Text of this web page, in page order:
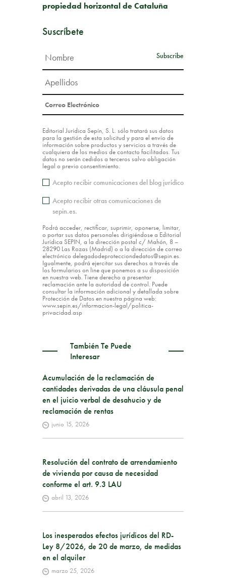
propiedad horizontal de Cataluña
Suscríbete
Editorial Jurídica Sepín, S. L. sólo tratará sus datos
para la gestión de esta solicitud y para el envío de
información sobre productos y servicios a través de
cualquiera de los medios de contacto facilitados. Tus
datos no serán cedidos a terceros salvo obligación
legal o previo consentimiento.
Acepto recibir comunicaciones del blog jurídico
Acepto recibir otras comunicaciones de
sepin.es.
Podrá acceder, rectificar, suprimir, oponerse, limitar,
o portar sus datos personales dirigiéndose a Editorial
Jurídica SEPIN, a la dirección postal c/ Mahón, 8 –
28290 Las Rozas (Madrid) o a la dirección de correo
electrónico delegadodeprotecciondedatos@sepin.es.
Igualmente, podrá ejercitar sus derechos a través de
los formularios on line que ponemos a su disposición
en nuestra web. Tiene derecho a presentar
reclamación ante la autoridad de control. Puede
consultar la información adicional y detallada sobre
Protección de Datos en nuestra página web:
www.sepin.es/informacion-legal/politica-
privacidad.asp
También Te Puede
Interesar
Acumulación de la reclamación de
cantidades derivadas de una cláusula penal
en el juicio verbal de desahucio y de
reclamación de rentas
junio 15, 2026
Resolución del contrato de arrendamiento
de vivienda por causa de necesidad
conforme el art. 9.3 LAU
abril 13, 2026
Los inesperados efectos jurídicos del RD-
Ley 8/2026, de 20 de marzo, de medidas
en el alquiler
marzo 25, 2026